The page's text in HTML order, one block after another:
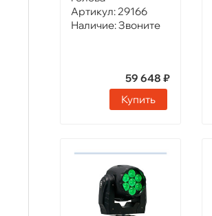
Артикул:29166
Наличие:Звоните
59 648 ₽
Купить